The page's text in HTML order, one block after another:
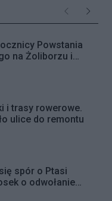
koniec sierpnia
zatrzymali 32-
w chwili, gdy
przygotowane
23 tysiące złotych.
zarzut
Poprzednie
Powstania
na Żoliborzu i
i trasy rowerowe.
ulice do remontu
spór o Ptasi
o odwołanie
Rady Dzielnicy